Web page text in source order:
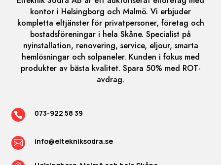
kontor i Helsingborg och Malmö. Vi erbjuder
kompletta eltjänster för privatpersoner, företag och
bostadsföreningar i hela Skåne. Specialist på
nyinstallation, renovering, service, eljour, smarta
hemlösningar och solpaneler. Kunden i fokus med
produkter av bästa kvalitet. Spara 50% med ROT-
avdrag.
 073-922 58 39
 info@eltekniksodra.se